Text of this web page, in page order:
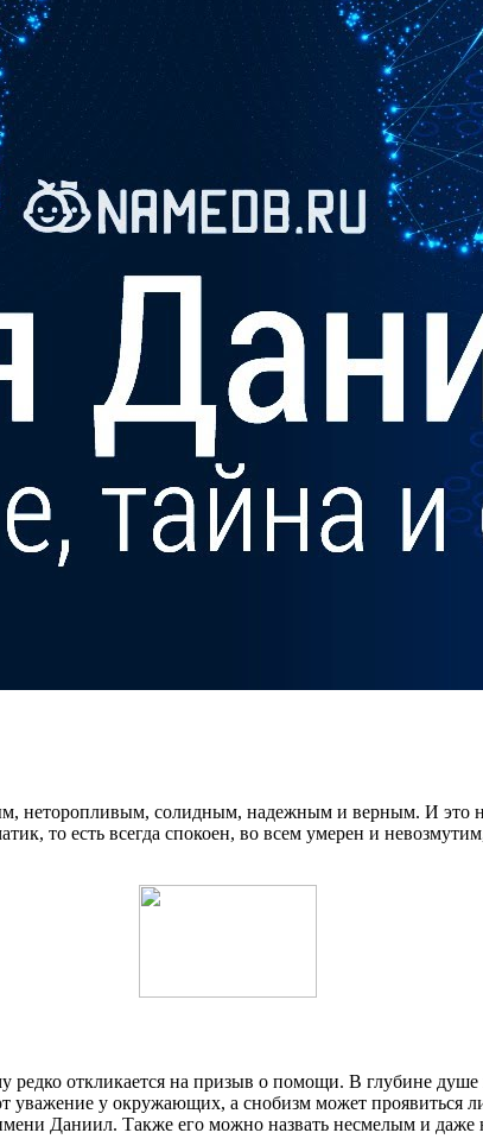
неторопливым, солидным, надежным и верным. И
то есть всегда спокоен, во всем умерен и
откликается на призыв о помощи. В глубине душе
уважение у окружающих, а снобизм может проявиться
Даниил. Также его можно назвать несмелым и